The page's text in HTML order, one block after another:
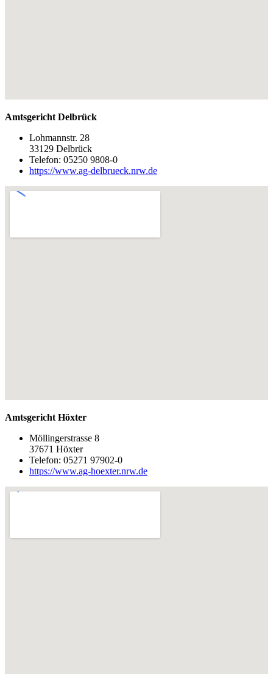
Amtsgericht Delbrück
Lohmannstr. 28
33129 Delbrück
Telefon: 05250 9808-0
https://www.ag-delbrueck.nrw.de
Amtsgericht Höxter
Möllingerstrasse 8
37671 Höxter
Telefon: 05271 97902-0
https://www.ag-hoexter.nrw.de